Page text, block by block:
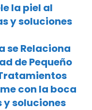
la piel al
y soluciones
se Relaciona
de Pequeño
con la boca
y soluciones